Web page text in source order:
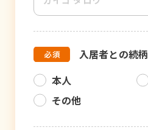
入居者との続柄
本人
その他